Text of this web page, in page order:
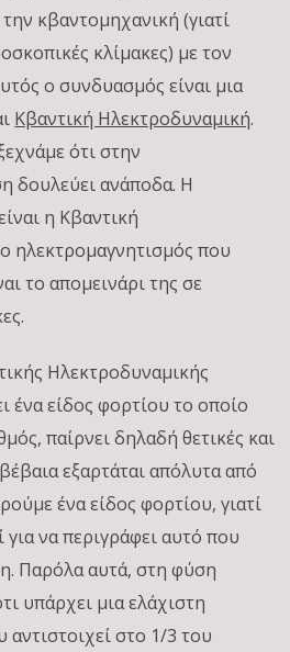
κβαντομηχανική (γιατί
κλίμακες) με τον
ο συνδυασμός είναι μια
Κβαντική Ηλεκτροδυναμική.
ότι στην
δουλεύει ανάποδα. Η
η Κβαντική
ηλεκτρομαγνητισμός που
το απομεινάρι της σε
Ηλεκτροδυναμικής
ένα είδος φορτίου το οποίο
παίρνει δηλαδή θετικές και
εξαρτάται απόλυτα από
ένα είδος φορτίου, γιατί
για να περιγράφει αυτό που
Παρόλα αυτά, στη φύση
υπάρχει μια ελάχιστη
στο 1/3 του